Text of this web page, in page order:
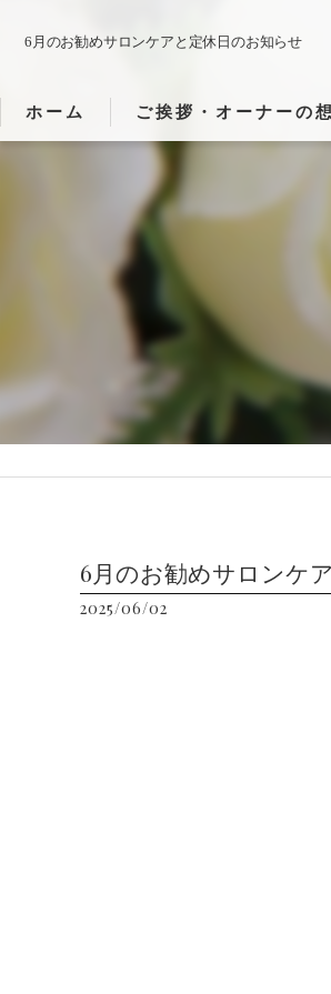
6月のお勧めサロンケアと定休日のお知らせ
ホーム ご挨拶・オーナーの
6月のお勧めサロンケ
2025/06/02